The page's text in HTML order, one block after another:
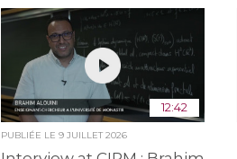
12:42
PUBLIÉE LE 9 JUILLET 2026